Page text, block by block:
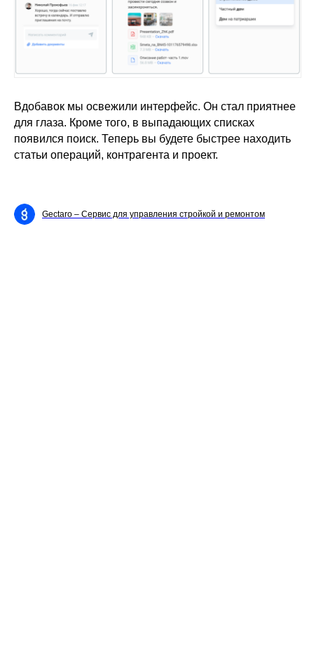
Вдобавок мы освежили интерфейс. Он стал приятнее
для глаза. Кроме того, в выпадающих списках
появился поиск. Теперь вы будете быстрее находить
статьи операций, контрагента и проект.
Gectaro – Cервис для управления стройкой и ремонтом